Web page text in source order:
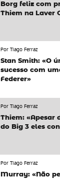
Borg feliz com
Thiem na Laver
Por Tiago Ferraz
Stan Smith: «O
sucesso com
Federer»
Por Tiago Ferraz
Thiem: «Apesar
do Big 3 eles
Por Tiago Ferraz
Murray: «Não